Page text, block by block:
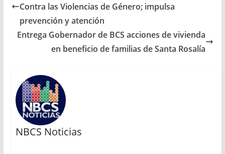
Contra las Violencias de Género; impulsa
prevención y atención
Entrega Gobernador de BCS acciones de vivienda
en beneficio de familias de Santa Rosalía
NBCS Noticias